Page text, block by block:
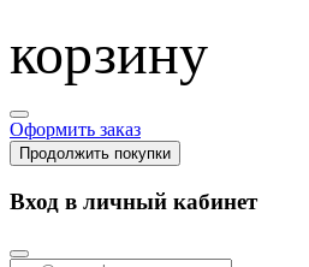
корзину
Оформить заказ
Продолжить покупки
Вход в личный кабинет